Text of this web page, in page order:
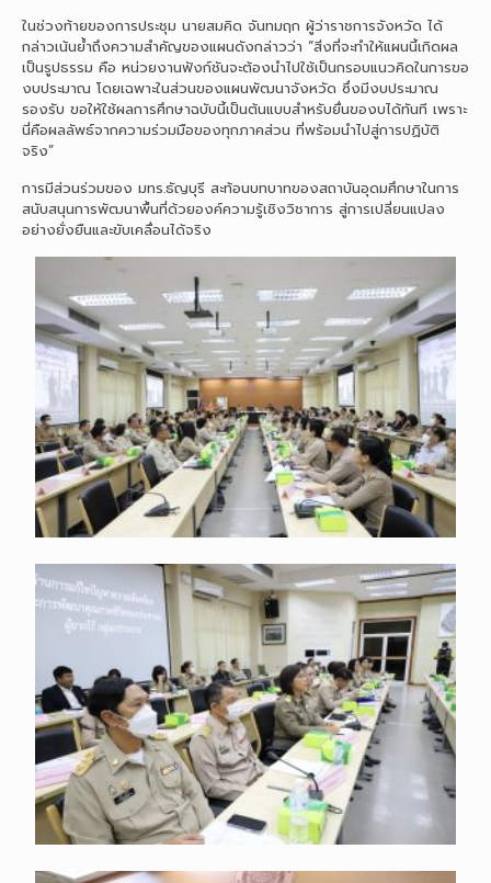
ในช่วงท้ายของการประชุม นายสมคิด จันทมฤก ผู้ว่าราชการจังหวัด ได้
กล่าวเน้นย้ำถึงความสำคัญของแผนดังกล่าวว่า “สิ่งที่จะทำให้แผนนี้เกิดผล
เป็นรูปธรรม คือ หน่วยงานฟังก์ชันจะต้องนำไปใช้เป็นกรอบแนวคิดในการขอ
งบประมาณ โดยเฉพาะในส่วนของแผนพัฒนาจังหวัด ซึ่งมีงบประมาณ
รองรับ ขอให้ใช้ผลการศึกษาฉบับนี้เป็นต้นแบบสำหรับยื่นของบได้ทันที เพราะ
นี่คือผลลัพธ์จากความร่วมมือของทุกภาคส่วน ที่พร้อมนำไปสู่การปฏิบัติ
จริง”
การมีส่วนร่วมของ มทร.ธัญบุรี สะท้อนบทบาทของสถาบันอุดมศึกษาในการ
สนับสนุนการพัฒนาพื้นที่ด้วยองค์ความรู้เชิงวิชาการ สู่การเปลี่ยนแปลง
อย่างยั่งยืนและขับเคลื่อนได้จริง